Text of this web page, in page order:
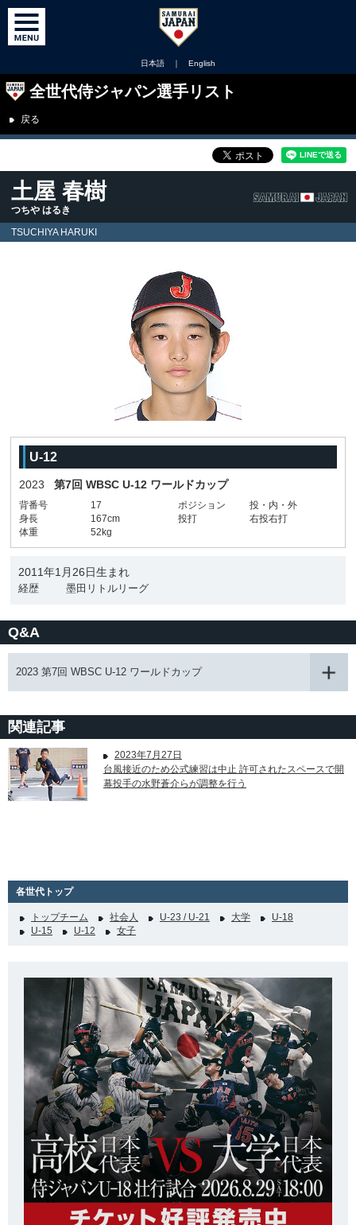
日本語 ｜ English
全世代侍ジャパン選手リスト
戻る
土屋 春樹
つちや はるき
TSUCHIYA HARUKI
U-12
2023 第7回 WBSC U-12 ワールドカップ
背番号 17 ポジション
投・内・外
身長
167cm 投打
右投右打
体重
52kg
2011年1月26日生まれ
経歴 墨田リトルリーグ
Q&A
2023 第7回 WBSC U-12 ワールドカップ
関連記事
2023年7月27日
台風接近のため公式練習は中止 許可されたスペースで開
幕投手の水野蒼介らが調整を行う
各世代トップ
トップチーム 社会人 U-23 / U-21 大学
U-18
U-15
U-12 女子